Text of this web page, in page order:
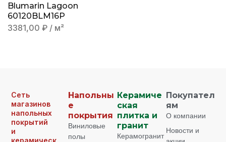
Blumarin Lagoon
60120BLM16P
3381,00 ₽ / м²
Сеть
магазинов
напольных
покрытий
и
Напольны
е
покрытия
Виниловые
полы
Керамиче
ская
плитка и
гранит
Керамогранит
Покупател
ям
О компании
Новости и